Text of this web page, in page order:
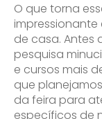
O que torna
de casa. Antes
pesquisa
e cursos mais
que
da feira para
específicos de